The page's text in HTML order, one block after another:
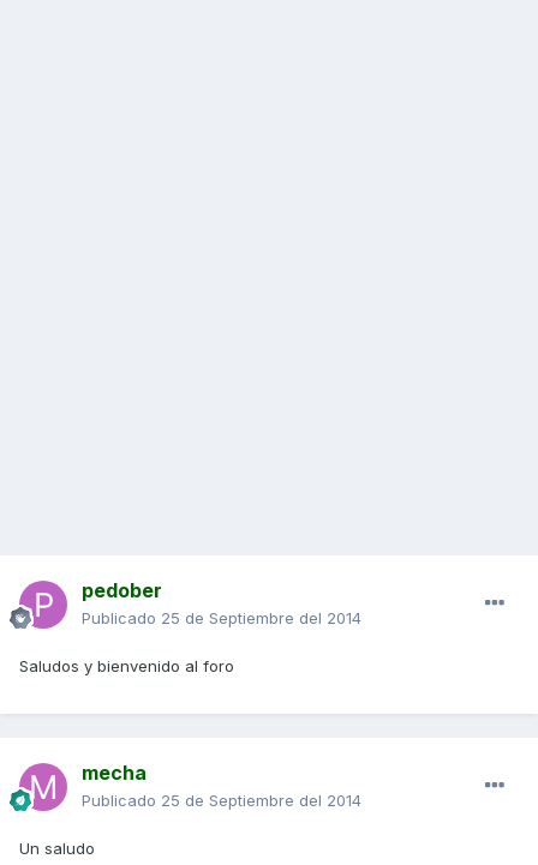
pedober
Publicado 25 de Septiembre del 2014
Saludos y bienvenido al foro
mecha
Publicado 25 de Septiembre del 2014
Un saludo